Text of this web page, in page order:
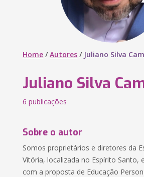
Home /Autores / Juliano Silva
Juliano Silva
6 publicações
Sobre o autor
Somos proprietários e diretores da
Vitória, localizada no Espírito Santo,
com a proposta de Educação